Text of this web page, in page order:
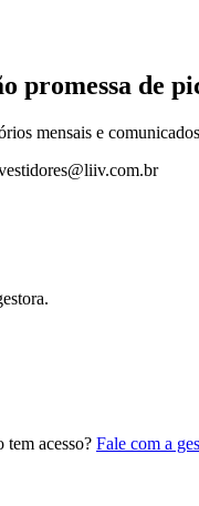
promessa de
mensais e
tem acesso? Fale com a